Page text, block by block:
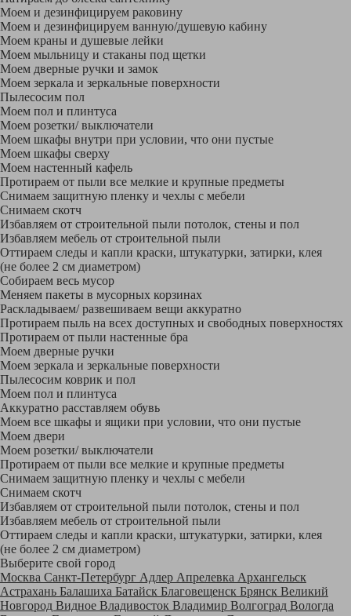
Моем и дезинфицируем раковину
Моем и дезинфицируем ванную/душевую кабину
Моем краны и душевые лейки
Моем мыльницу и стаканы под щетки
Моем дверные ручки и замок
Моем зеркала и зеркальные поверхности
Пылесосим пол
Моем пол и плинтуса
Моем розетки/ выключатели
Моем шкафы внутри при условии, что они пустые
Моем шкафы сверху
Моем настенный кафель
Протираем от пыли все мелкие и крупные предметы
Снимаем защитную пленку и чехлы с мебели
Снимаем скотч
Избавляем от строительной пыли потолок, стены и пол
Избавляем мебель от строительной пыли
Оттираем следы и капли краски, штукатурки, затирки, клея
(не более 2 см диаметром)
Собираем весь мусор
Меняем пакеты в мусорных корзинах
Раскладываем/ развешиваем вещи аккуратно
Протираем пыль на всех доступных и свободных поверхностях
Протираем от пыли настенные бра
Моем дверные ручки
Моем зеркала и зеркальные поверхности
Пылесосим коврик и пол
Моем пол и плинтуса
Аккуратно расставляем обувь
Моем все шкафы и ящики при условии, что они пустые
Моем двери
Моем розетки/ выключатели
Протираем от пыли все мелкие и крупные предметы
Снимаем защитную пленку и чехлы с мебели
Снимаем скотч
Избавляем от строительной пыли потолок, стены и пол
Избавляем мебель от строительной пыли
Оттираем следы и капли краски, штукатурки, затирки, клея
(не более 2 см диаметром)
Выберите свой город
Москва Санкт-Петербург Адлер Апрелевка Архангельск
Астрахань Балашиха Батайск Благовещенск Брянск Великий
Новгород Видное Владивосток Владимир Волгоград Вологда